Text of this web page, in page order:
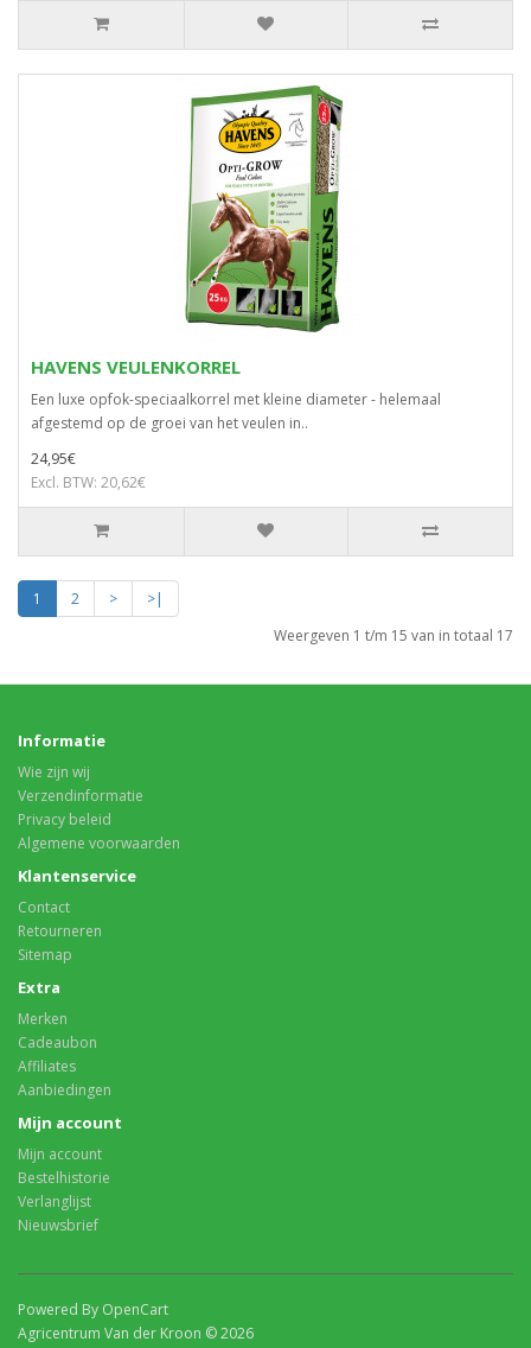
HAVENS VEULENKORREL
Een luxe opfok-speciaalkorrel met kleine diameter - helemaal
afgestemd op de groei van het veulen in..
24,95€
Excl. BTW: 20,62€
1 2 >
>|
Weergeven 1 t/m 15 van in totaal 17
Informatie
Wie zijn wij
Verzendinformatie
Privacy beleid
Algemene voorwaarden
Klantenservice
Contact
Retourneren
Sitemap
Extra
Merken
Cadeaubon
Affiliates
Aanbiedingen
Mijn account
Mijn account
Bestelhistorie
Verlanglijst
Nieuwsbrief
Powered By OpenCart
Agricentrum Van der Kroon © 2026